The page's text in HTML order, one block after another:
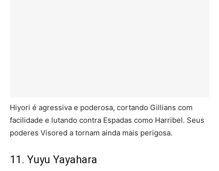
Hiyori é agressiva e poderosa, cortando Gillians com
facilidade e lutando contra Espadas como Harribel. Seus
poderes Visored a tornam ainda mais perigosa.
11. Yuyu Yayahara